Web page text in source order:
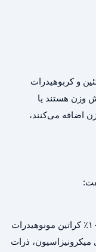
و کربوهیدرات
وزن هستند یا
اضافه می‌کنند،
حاوی ۱۰۰٪ کراتین مونوهیدرات
ذرات